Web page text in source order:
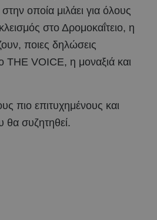
οποία μιλάει για όλους
στο Δρομοκαΐτειο, η
ποιες δηλώσεις
THE VOICE, η μοναξιά και
πιο επιτυχημένους και
θα συζητηθεί.